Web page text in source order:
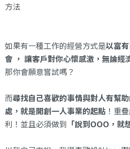
方法
如果有一種工作的經營方式是以富
會 ， 讓客戶對你心懷感激，無論經
那你會願意嘗試嗎？
而尋找自己喜歡的事情與對人有幫
處，就是開創一人事業的起點 ！重
利！並且必須做到 「說到OOO，就